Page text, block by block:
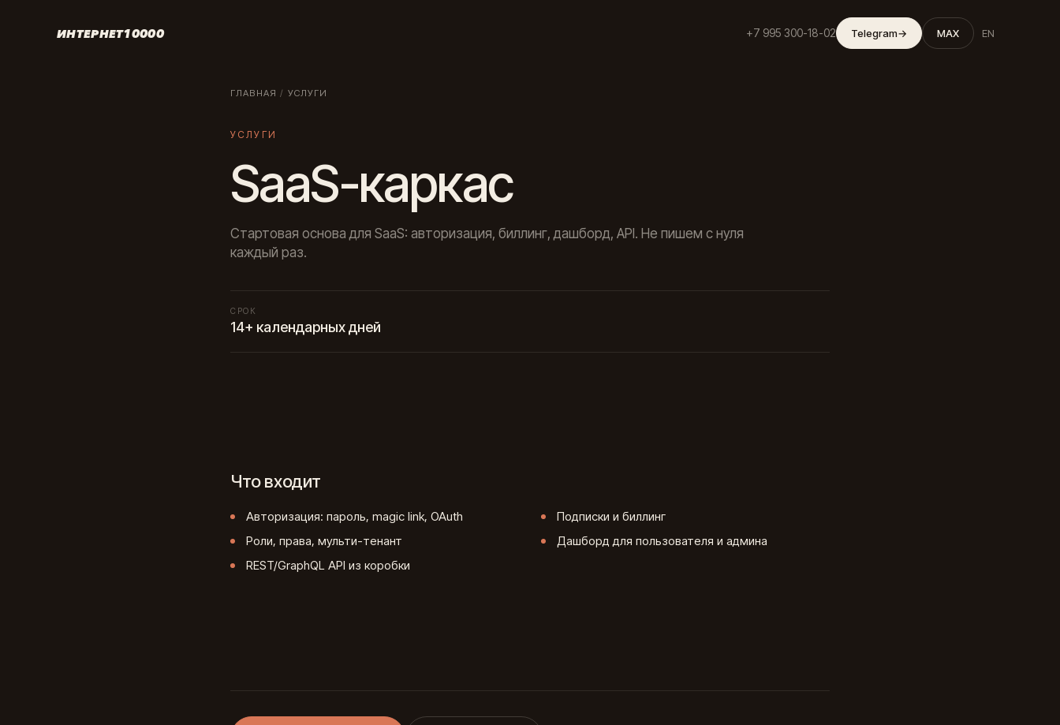
ИНТЕРНЕТ10000 +7 995 300-18-02 Telegram→ MAX EN
ГЛАВНАЯ / УСЛУГИ
УСЛУГИ
SaaS-каркас
Стартовая основа для SaaS: авторизация, биллинг, дашборд, API. Не пишем с нуля
каждый раз.
СРОК
14+ календарных дней
Что входит
Авторизация: пароль, magic link, OAuth
Подписки и биллинг
Роли, права, мульти-тенант
Дашборд для пользователя и админа
REST/GraphQL API из коробки